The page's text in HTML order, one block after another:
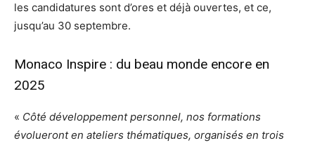
les candidatures sont d’ores et déjà ouvertes, et ce,
jusqu’au 30 septembre.
Monaco Inspire : du beau monde encore en
2025
« Côté développement personnel, nos formations
évolueront en ateliers thématiques, organisés en trois